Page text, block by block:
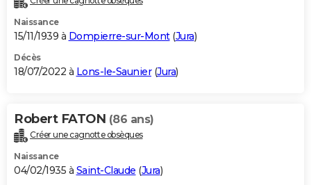
Naissance
15/11/1939 à Dompierre-sur-Mont(Jura)
Décès
18/07/2022 à Lons-le-Saunier(Jura)
Robert FATON (86 ans)
Créer une cagnotte obsèques
Naissance
04/02/1935 à Saint-Claude (Jura)